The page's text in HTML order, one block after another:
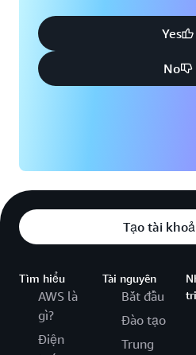
Yes
No
Tạo tài
Tìm hiểu
AWS là
gì?
Điện
Tài nguyên
Bắt đầu
Đào tạo
Trung